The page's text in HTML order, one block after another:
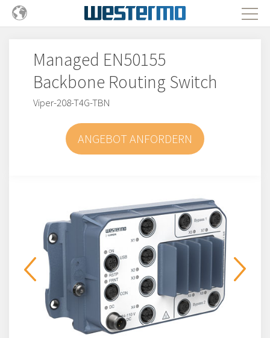
Managed EN50155
Backbone Routing Switch
Viper-208-T4G-TBN
ANGEBOT ANFORDERN